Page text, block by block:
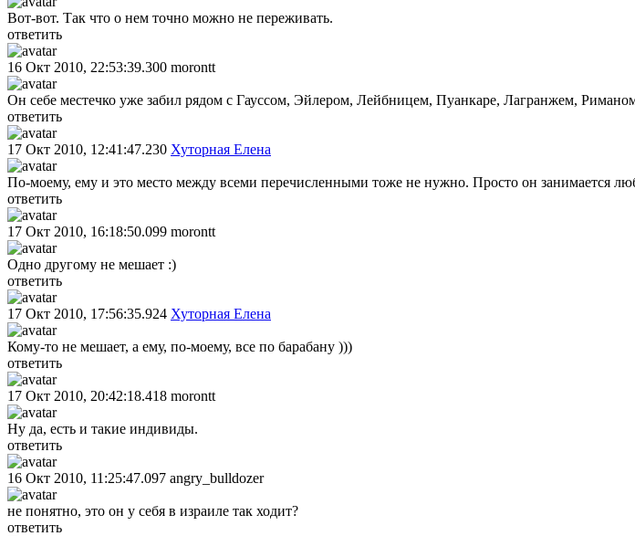
Вот-вот. Так что о нем точно можно не переживать.
ответить
16 Окт 2010, 22:53:39.300 morontt
Он себе местечко уже забил рядом с Гауссом, Эйлером, Лейбницем, Пуанкаре, Лагранжем,
ответить
17 Окт 2010, 12:41:47.230 Хуторная Елена
По-моему, ему и это место между всеми перечисленными тоже не нужно. Просто он занимается
ответить
17 Окт 2010, 16:18:50.099 morontt
Одно другому не мешает :)
ответить
17 Окт 2010, 17:56:35.924 Хуторная Елена
Кому-то не мешает, а ему, по-моему, все по барабану )))
ответить
17 Окт 2010, 20:42:18.418 morontt
Ну да, есть и такие индивиды.
ответить
16 Окт 2010, 11:25:47.097 angry_bulldozer
не понятно, это он у себя в израиле так ходит?
ответить